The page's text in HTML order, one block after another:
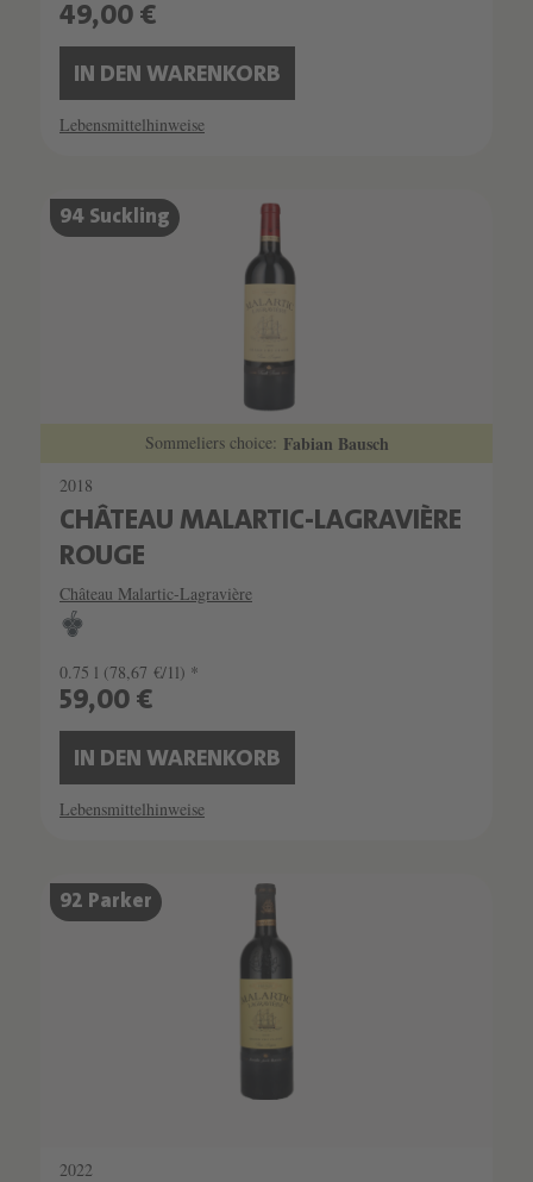
49,00 €
IN DEN WARENKORB
Lebensmittelhinweise
Sommeliers choice: Fabian Bausch
94 Suckling
2018
CHÂTEAU MALARTIC-LAGRAVIÈRE
ROUGE
Château Malartic-Lagravière
0.75 l (78,67 €/1l) *
59,00 €
IN DEN WARENKORB
Lebensmittelhinweise
92 Parker
2022